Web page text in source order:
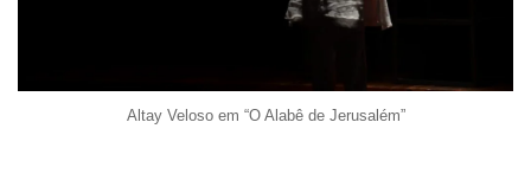
Altay Veloso em “O Alabê de Jerusalém”